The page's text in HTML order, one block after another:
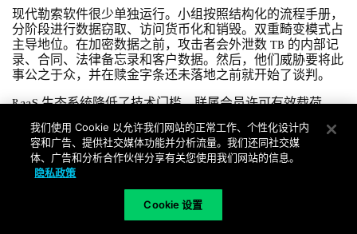
现代勒索软件很少单独运行。小组按照结构化的流程手册，
分阶段进行数据窃取、访问货币化和销毁。双重畸变模式占
主导地位。在加密数据之前，攻击者会外泄数 TB 的内部记
录、合同、法律备忘录和客户数据。然后，他们威胁要将此
事公之于众，并在赎金字条还未落地之前就开始了谈判。
RaaS 生态系统降低了技术门槛。联属会员许可有效载荷，
与运营商分享利润，并获得 C2 基础设施、支付支持，甚至
受害者谈判手册。Black Basta、8Base 和 LockBit 等家族发展
迅速，往往超过了静态检测签名。
访问权通常从初始访问经纪人处购买。部署是通过 RDP 滥
用、被入侵的 VPN 或含有宏的附件进行的。加密针对本地
和映射驱动器。现在，许多病毒都会禁用备份进程并篡改管
理程序，从而破坏快照。
我们使用 Cookie 以允许我们网站的正常工作、个性化设计内
容和广告、提供社交媒体功能并分析流量。我们还同社交媒
体、广告和分析合作伙伴分享有关您使用我们网站的信息。
隐私政策
Cookie 设置